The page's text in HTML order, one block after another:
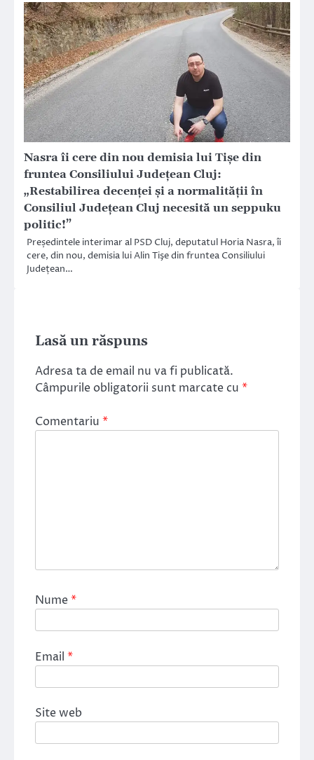
Nasra îi cere din nou demisia lui Tișe din
fruntea Consiliului Județean Cluj:
„Restabilirea decenţei şi a normalităţii în
Consiliul Judeţean Cluj necesită un seppuku
politic!”
Președintele interimar al PSD Cluj, deputatul Horia Nasra, îi
cere, din nou, demisia lui Alin Tişe din fruntea Consiliului
Județean…
Lasă un răspuns
Adresa ta de email nu va fi publicată.
Câmpurile obligatorii sunt marcate cu *
Comentariu *
Nume*
Email *
Site web